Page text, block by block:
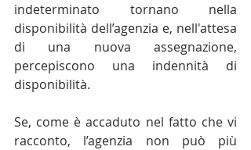
indeterminato tornano nella
disponibilità dell’agenzia e, nell'attesa
di una nuova assegnazione,
percepiscono una indennità di
disponibilità.
Se, come è accaduto nel fatto che vi
racconto, l’agenzia non può più